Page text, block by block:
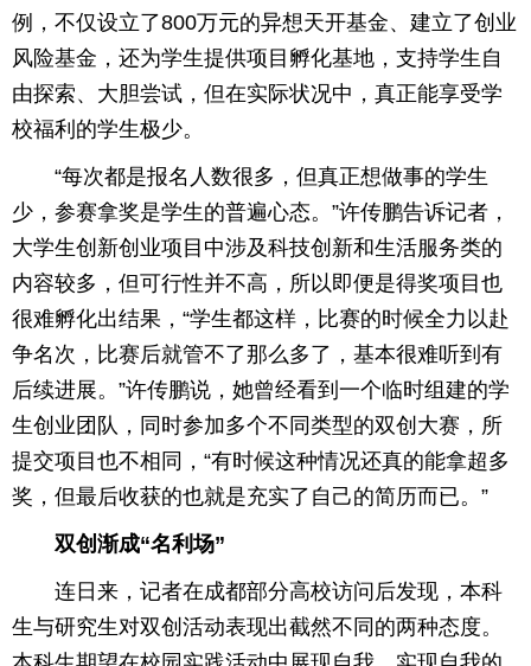
例，不仅设立了800万元的异想天开基金、建立了创业
风险基金，还为学生提供项目孵化基地，支持学生自
由探索、大胆尝试，但在实际状况中，真正能享受学
校福利的学生极少。
“每次都是报名人数很多，但真正想做事的学生
少，参赛拿奖是学生的普遍心态。”许传鹏告诉记者，
大学生创新创业项目中涉及科技创新和生活服务类的
内容较多，但可行性并不高，所以即便是得奖项目也
很难孵化出结果，“学生都这样，比赛的时候全力以赴
争名次，比赛后就管不了那么多了，基本很难听到有
后续进展。”许传鹏说，她曾经看到一个临时组建的学
生创业团队，同时参加多个不同类型的双创大赛，所
提交项目也不相同，“有时候这种情况还真的能拿超多
奖，但最后收获的也就是充实了自己的简历而已。”
双创渐成“名利场”
连日来，记者在成都部分高校访问后发现，本科
生与研究生对双创活动表现出截然不同的两种态度。